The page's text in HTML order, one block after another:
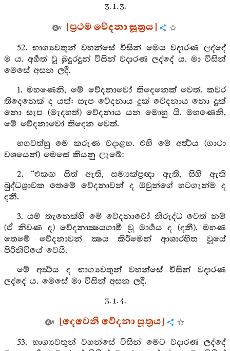
3. 1. 3.
[ප්‍රථම වේදනා සූත්‍රය]
52. භාග්‍යවතුන් වහන්සේ විසින් මෙය වදාරණ ලද්දේ
ම ය. අර්‍හත් වූ බුදුරදුන් විසින් වදාරණ ලද්දේ ය. මා විසින්
මෙසේ අසන ලදී.
1. මහණෙනි, මේ වේදනාවෝ තිදෙනෙක් වෙත්. කවර
තිදෙනෙක් ද යත්: සැප වේදනාය දුක් වේදනාය නො දුක්
නො සැප (මැදහත්) වේදනාය යන මොහු යි. මහණෙනි,
මේ වේදනාවෝ තිදෙන වෙත්.
භගවත්හු මෙ කරුණ වදාළහ. එහි මේ අර්‍ත්‍ථය (ගාථා
වශයෙන්) මෙසේ කියනු ලැබේ:
2. “එකඟ සිත් ඇති, සම්‍යක්ප්‍රඥා ඇති, සිහි ඇති
බුද්ධශ්‍රාවක තෙමේ වේදනාවන් ද ඔවුන්ගේ හටගැන්ම ද
දනී.
3. යම් තැනෙක්හි මේ වේදනාවෝ නිරුද්ධ වෙත් නම්
(ඒ නිවණ ද) වේදනාක්‍ෂයගාමී වූ මාර්‍ගය ද (දනී). මහණ
තෙමේ වේදනාවන් ක්‍ෂය කිරීමෙන් ආශාරහිත වූයේ
පිරිනිවියේ වෙයි.
මේ අර්‍ත්‍ථය ද භාග්‍යවතුන් වහන්සේ විසින් වදාරණ
ලද්දේ ය. මෙසේ මා විසින් අසන ලදී.
3. 1. 4.
[දෙවෙනි වේදනා සූත්‍රය]
53. භාග්‍යවතුන් වහන්සේ විසින් මෙට වදාරණ ලද්දේ